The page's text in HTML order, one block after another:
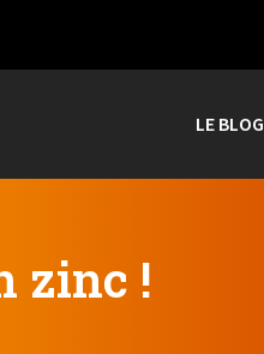
LE BLOG
zinc !